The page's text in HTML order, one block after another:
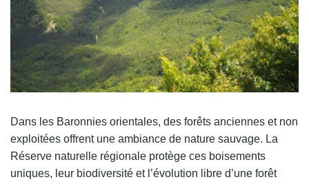
Dans les Baronnies orientales, des forêts anciennes et non
exploitées offrent une ambiance de nature sauvage. La
Réserve naturelle régionale protège ces boisements
uniques, leur biodiversité et l’évolution libre d’une forêt